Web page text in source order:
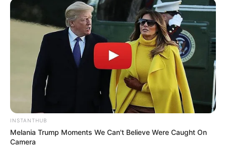
Fonte:
INSTANTHUB
Melania Trump Moments We Can't Believe Were Caught On
Camera